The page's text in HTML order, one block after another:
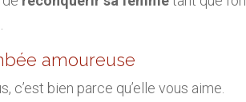
amoureuse
bien parce qu’elle vous aime.